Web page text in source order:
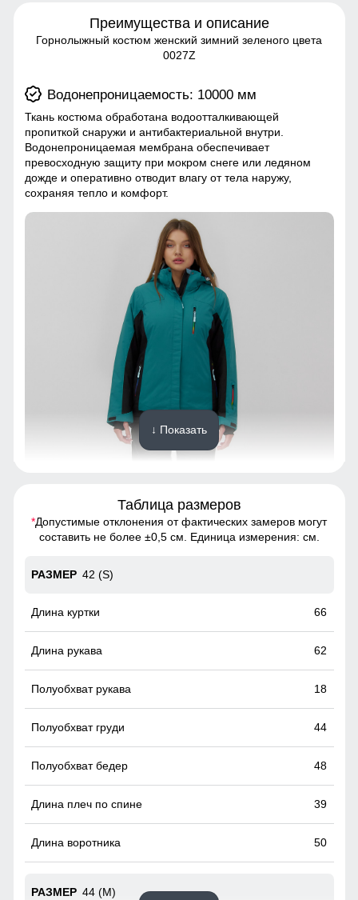
Преимущества и описание
Горнолыжный костюм женский зимний зеленого цвета
0027Z
Водонепроницаемость: 10000 мм
Ткань костюма обработана водоотталкивающей
пропиткой снаружи и антибактериальной внутри.
Водонепроницаемая мембрана обеспечивает
превосходную защиту при мокром снеге или ледяном
дожде и оперативно отводит влагу от тела наружу,
сохраняя тепло и комфорт.
Ткань костюма обработана водоотталкивающей
пропиткой снаружи и антибактериальной внутри.
превосходную защиту при мокром снеге или ледяном
сохраняя тепло и комфорт.
Ветрозащитная планка нужна для защиты от ветра и
холодного воздуха который может проникнуть внутрь
через молнию куртки.
↓ Показать
Таблица размеров
*Допустимые отклонения от фактических замеров могут
составить не более ±0,5 см. Единица измерения: см.
42 (S)
66
62
18
44
48
39
50
44 (M)